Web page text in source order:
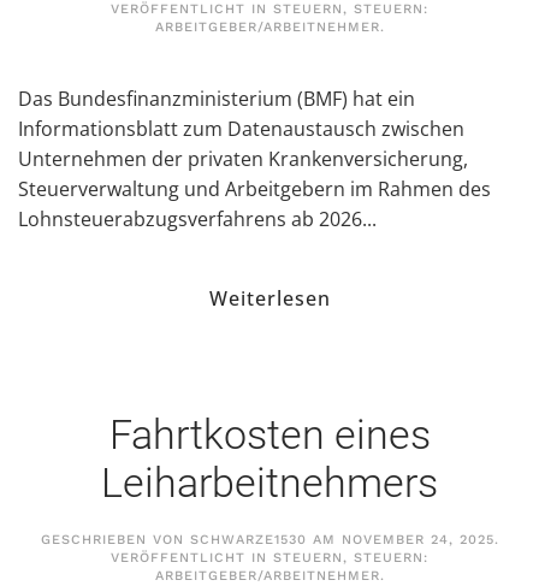
VERÖFFENTLICHT IN STEUERN, STEUERN:
ARBEITGEBER/ARBEITNEHMER.
Das Bundesfinanzministerium (BMF) hat ein
Informationsblatt zum Datenaustausch zwischen
Unternehmen der privaten Krankenversicherung,
Steuerverwaltung und Arbeitgebern im Rahmen des
Lohnsteuerabzugsverfahrens ab 2026...
Weiterlesen
Fahrtkosten eines
Leiharbeitnehmers
GESCHRIEBEN VON SCHWARZE1530 AM NOVEMBER 24, 2025.
VERÖFFENTLICHT IN STEUERN, STEUERN:
ARBEITGEBER/ARBEITNEHMER.